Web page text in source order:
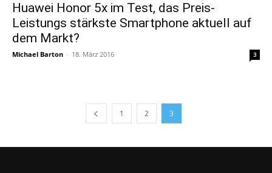
Huawei Honor 5x im Test, das Preis-
Leistungs stärkste Smartphone aktuell auf
dem Markt?
Michael Barton - 18. März 2016 3
1 2 3